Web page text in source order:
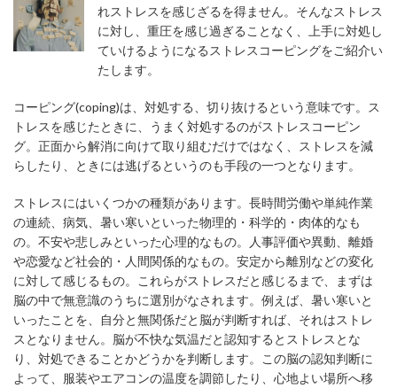
れストレスを感じざるを得ません。そんなストレス
に対し、重圧を感じ過ぎることなく、上手に対処し
ていけるようになるストレスコーピングをご紹介い
たします。
コーピング(coping)は、対処する、切り抜けるという意味です。ス
トレスを感じたときに、うまく対処するのがストレスコーピン
グ。正面から解消に向けて取り組むだけではなく、ストレスを減
らしたり、ときには逃げるというのも手段の一つとなります。
ストレスにはいくつかの種類があります。長時間労働や単純作業
の連続、病気、暑い寒いといった物理的・科学的・肉体的なも
の。不安や悲しみといった心理的なもの。人事評価や異動、離婚
や恋愛など社会的・人間関係的なもの。安定から離別などの変化
に対して感じるもの。これらがストレスだと感じるまで、まずは
脳の中で無意識のうちに選別がなされます。例えば、暑い寒いと
いったことを、自分と無関係だと脳が判断すれば、それはストレ
スとなりません。脳が不快な気温だと認知するとストレスとな
り、対処できることかどうかを判断します。この脳の認知判断に
よって、服装やエアコンの温度を調節したり、心地よい場所へ移